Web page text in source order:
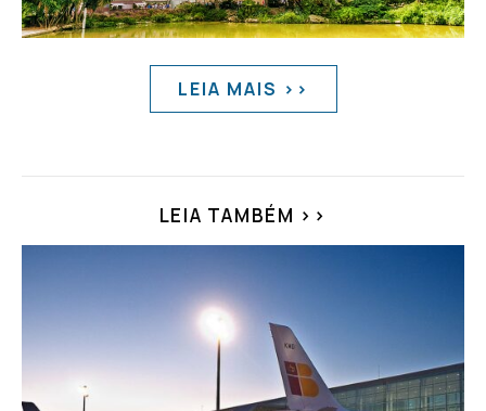
LEIA MAIS >>
LEIA TAMBÉM >>